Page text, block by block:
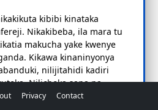
kibibi kinataka
Nikakibeba, ila mara tu
makucha yake kwenye
Kikawa kinaninyonya
nilijitahidi kadiri
Nilichoka sana na
na kukonda zaidi. Siku
Privacy Contact